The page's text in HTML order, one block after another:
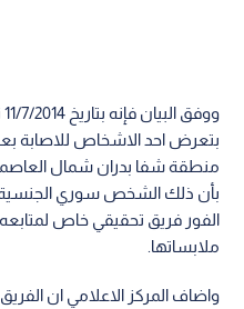
بتعرض احد الاشخاص للاصابة
منطقة شفا بدران شمال
بأن ذلك الشخص سوري الجنسية
الفور فريق تحقيقي خاص
ملابساتها.
واضاف المركز الاعلامي ان